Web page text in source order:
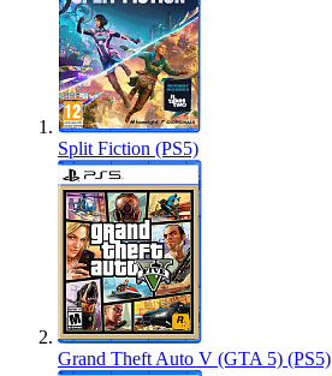
Split Fiction (PS5)
Grand Theft Auto V (GTA 5) (PS5)